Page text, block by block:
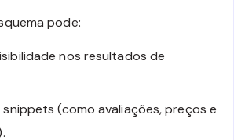
pode:
nos resultados de
(como avaliações, preços e